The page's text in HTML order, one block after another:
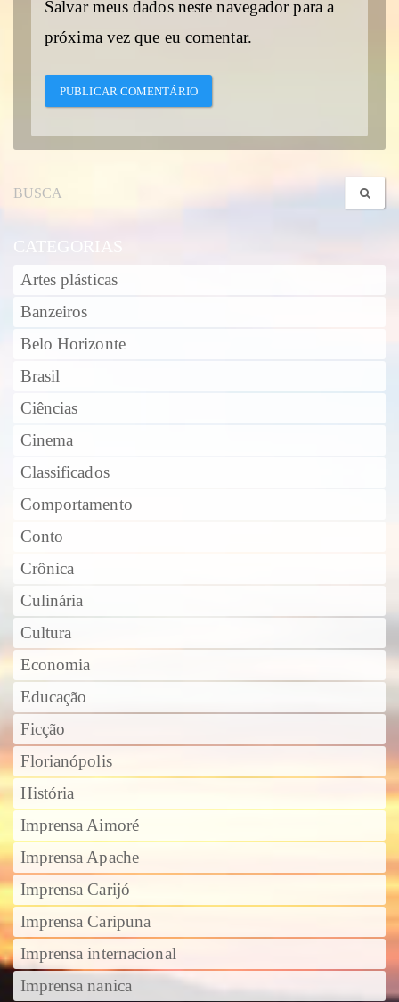
Salvar meus dados neste navegador para a
próxima vez que eu comentar.
CATEGORIAS
Artes plásticas
Banzeiros
Belo Horizonte
Brasil
Ciências
Cinema
Classificados
Comportamento
Conto
Crônica
Culinária
Cultura
Economia
Educação
Ficção
Florianópolis
História
Imprensa Aimoré
Imprensa Apache
Imprensa Carijó
Imprensa Caripuna
Imprensa internacional
Imprensa nanica